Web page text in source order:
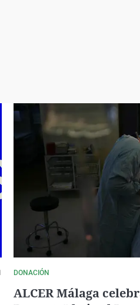
DONACIÓN
ALCER Málaga